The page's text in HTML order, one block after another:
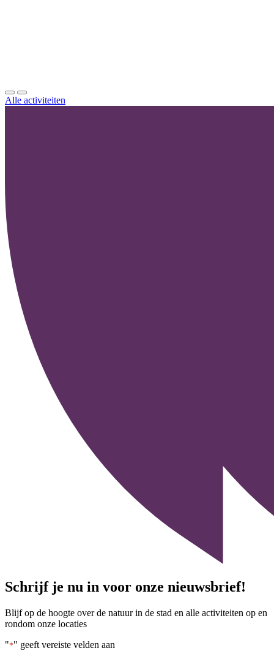
Alle activiteiten
Schrijf je nu in voor onze nieuwsbrief!
Blijf op de hoogte over de natuur in de stad en alle activiteiten op en
rondom onze locaties
"*" geeft vereiste velden aan